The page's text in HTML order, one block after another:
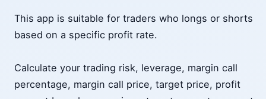
This app is suitable for traders who longs or shorts
based on a specific profit rate.
Calculate your trading risk, leverage, margin call
percentage, margin call price, target price, profit